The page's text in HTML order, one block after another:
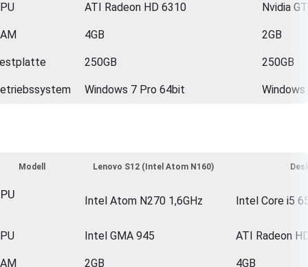
ATI Radeon HD 6310 Nvidia
4GB 2GB
250GB 250GB
Windows 7 Pro 64bit
Modell Lenovo S12 (Intel Atom N160)
Intel Atom N270 1,6GHz Intel Core i5
Intel GMA 945 ATI Radeon
2GB 4GB